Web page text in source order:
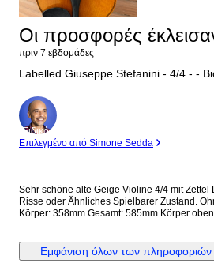
Οι προσφορές
πριν 7 εβδομάδες
Labelled Giuseppe
Ειδικός
Επιλεγμένο από Simone Sedda
Sehr schöne alte Geige Violine 4/4 mit Zettel Die Geige hat keine offenen
Risse oder Ähnliches Spielbarer Zustand. Ohne Echtheitszertifikat.. Maße:
Körper: 358mm Gesamt: 585mm Körper
weisen daher einen höheren Grad an
hinsichtlich Hersteller, Herkunft und Alter auf
Εμφάνιση όλων των πληροφοριών